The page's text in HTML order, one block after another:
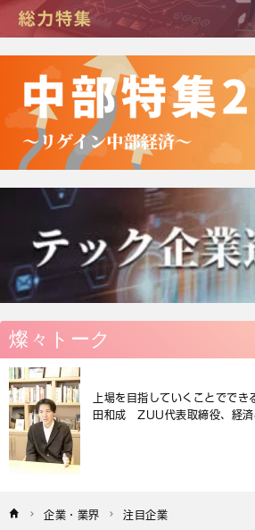
燦々トーク
上場を目指していくことでで
田和成 ZUU代表取締役、経済
企業・業界 注目企業